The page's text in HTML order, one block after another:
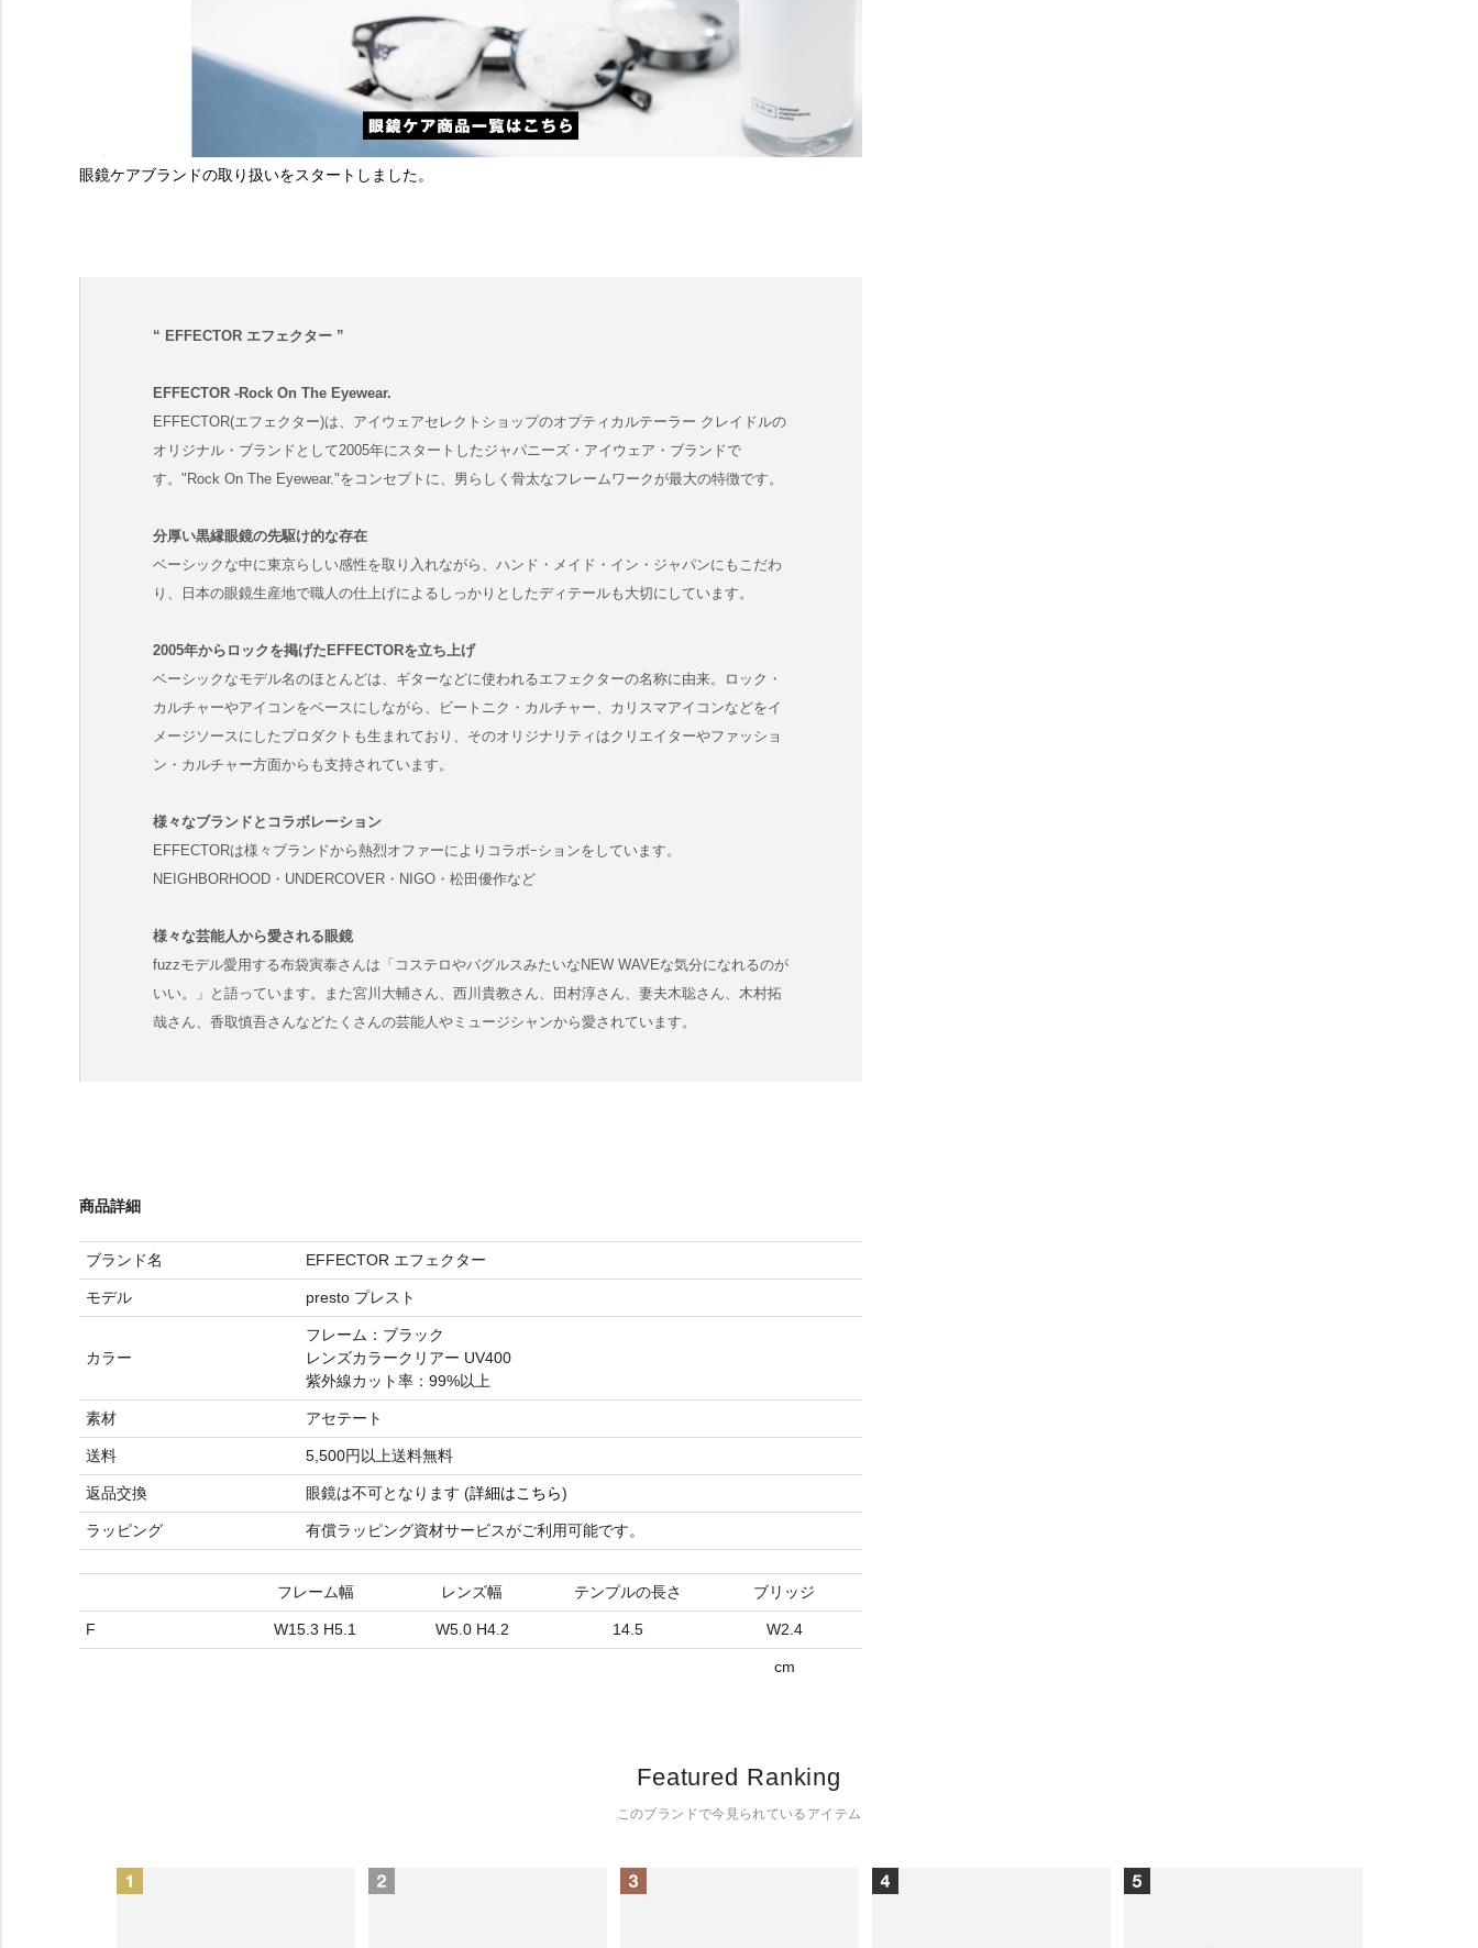
眼鏡ケアブランドの取り扱いをスタートしました。
“ EFFECTOR エフェクター ”
EFFECTOR -Rock On The Eyewear.
EFFECTOR(エフェクター)は、アイウェアセレクトショップのオプティカルテーラー クレイドルの
オリジナル・ブランドとして2005年にスタートしたジャパニーズ・アイウェア・ブランドで
す。"Rock On The Eyewear."をコンセプトに、男らしく骨太なフレームワークが最大の特徴です。
分厚い黒縁眼鏡の先駆け的な存在
ベーシックな中に東京らしい感性を取り入れながら、ハンド・メイド・イン・ジャパンにもこだわ
り、日本の眼鏡生産地で職人の仕上げによるしっかりとしたディテールも大切にしています。
2005年からロックを掲げたEFFECTORを立ち上げ
ベーシックなモデル名のほとんどは、ギターなどに使われるエフェクターの名称に由来。ロック・
カルチャーやアイコンをベースにしながら、ビートニク・カルチャー、カリスマアイコンなどをイ
メージソースにしたプロダクトも生まれており、そのオリジナリティはクリエイターやファッショ
ン・カルチャー方面からも支持されています。
様々なブランドとコラボレーション
EFFECTORは様々ブランドから熱烈オファーによりコラボｰションをしています。
NEIGHBORHOOD・UNDERCOVER・NIGO・松田優作など
様々な芸能人から愛される眼鏡
fuzzモデル愛用する布袋寅泰さんは「コステロやバグルスみたいなNEW WAVEな気分になれるのが
いい。」と語っています。また宮川大輔さん、西川貴教さん、田村淳さん、妻夫木聡さん、木村拓
哉さん、香取慎吾さんなどたくさんの芸能人やミュージシャンから愛されています。
商品詳細
ブランド名 EFFECTOR エフェクター
モデル presto プレスト
カラー
フレーム：ブラック
レンズカラークリアー UV400
紫外線カット率：99%以上
素材 アセテート
送料 5,500円以上送料無料
返品交換 眼鏡は不可となります (詳細はこちら)
ラッピング 有償ラッピング資材サービスがご利用可能です。
フレーム幅 レンズ幅 テンプルの長さ ブリッジ
F W15.3 H5.1 W5.0 H4.2 14.5 W2.4
cm
Featured Ranking
このブランドで今見られているアイテム